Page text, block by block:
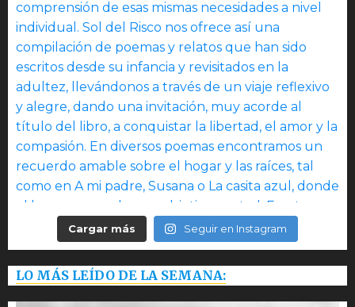
Cargar más Seguir en Instagram
LO MÁS LEÍDO DE LA SEMANA: